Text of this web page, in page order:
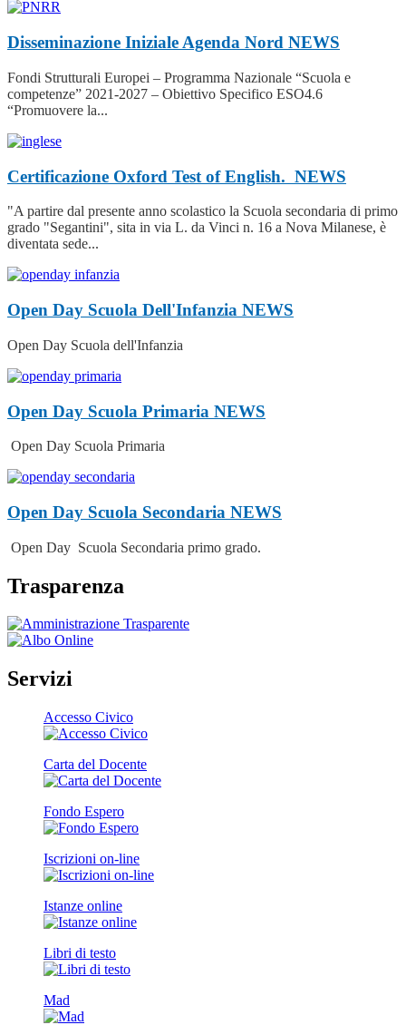
Disseminazione Iniziale Agenda Nord NEWS
Fondi Strutturali Europei – Programma Nazionale “Scuola e
competenze” 2021-2027 – Obiettivo Specifico ESO4.6
“Promuovere la...
Certificazione Oxford Test of English. NEWS
"A partire dal presente anno scolastico la Scuola secondaria di primo
grado "Segantini", sita in via L. da Vinci n. 16 a Nova Milanese, è
diventata sede...
Open Day Scuola Dell'Infanzia NEWS
Open Day Scuola dell'Infanzia
Open Day Scuola Primaria NEWS
Open Day Scuola Primaria
Open Day Scuola Secondaria NEWS
Open Day Scuola Secondaria primo grado.
Trasparenza
Servizi
Accesso Civico
Carta del Docente
Fondo Espero
Iscrizioni on-line
Istanze online
Libri di testo
Mad